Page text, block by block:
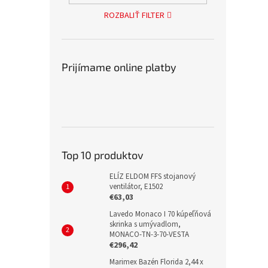
ROZBALIŤ FILTER
Prijímame online platby
Top 10 produktov
ELÍZ ELDOM FFS stojanový
ventilátor, E1502
€63,03
Lavedo Monaco I 70 kúpeľňová
skrinka s umývadlom,
MONACO-TN-3-70-VESTA
€296,42
Marimex Bazén Florida 2,44 x